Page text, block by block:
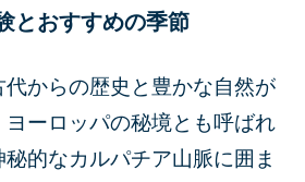
とおすすめの季節
代からの歴史と豊かな自然が
ーロッパの秘境とも呼ばれ
的なカルパチア山脈に囲ま